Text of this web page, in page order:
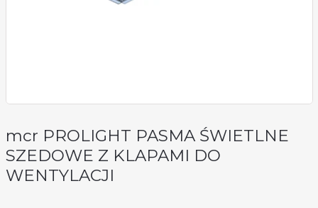
mcr PROLIGHT PASMA ŚWIETLNE
SZEDOWE Z KLAPAMI DO
WENTYLACJI